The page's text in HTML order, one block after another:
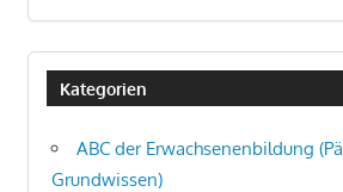
Kategorien
ABC der Erwachsenenbildung
Grundwissen)